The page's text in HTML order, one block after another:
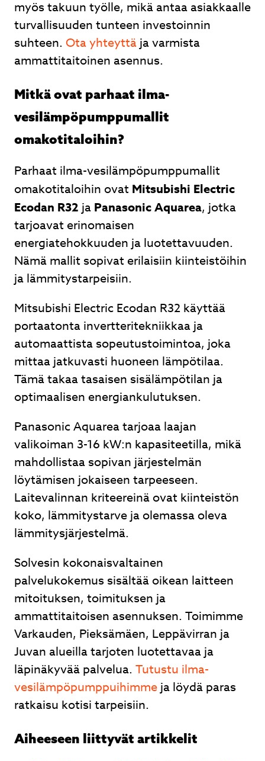
myös takuun työlle, mikä antaa asiakkaalle
turvallisuuden tunteen investoinnin
suhteen. Ota yhteyttä ja varmista
ammattitaitoinen asennus.
Mitkä ovat parhaat ilma-
vesilämpöpumppumallit
omakotitaloihin?
Parhaat ilma-vesilämpöpumppumallit
omakotitaloihin ovat Mitsubishi Electric
Ecodan R32 ja Panasonic Aquarea, jotka
tarjoavat erinomaisen
energiatehokkuuden ja luotettavuuden.
Nämä mallit sopivat erilaisiin kiinteistöihin
ja lämmitystarpeisiin.
Mitsubishi Electric Ecodan R32 käyttää
portaatonta invertteritekniikkaa ja
automaattista sopeutustoimintoa, joka
mittaa jatkuvasti huoneen lämpötilaa.
Tämä takaa tasaisen sisälämpötilan ja
optimaalisen energiankulutuksen.
Panasonic Aquarea tarjoaa laajan
valikoiman 3-16 kW:n kapasiteetilla, mikä
mahdollistaa sopivan järjestelmän
löytämisen jokaiseen tarpeeseen.
Laitevalinnan kriteereinä ovat kiinteistön
koko, lämmitystarve ja olemassa oleva
lämmitysjärjestelmä.
Solvesin kokonaisvaltainen
palvelukokemus sisältää oikean laitteen
mitoituksen, toimituksen ja
ammattitaitoisen asennuksen. Toimimme
Varkauden, Pieksämäen, Leppävirran ja
Juvan alueilla tarjoten luotettavaa ja
läpinäkyvää palvelua. Tutustu ilma-
vesilämpöpumppuihimme ja löydä paras
ratkaisu kotisi tarpeisiin.
Aiheeseen liittyvät artikkelit